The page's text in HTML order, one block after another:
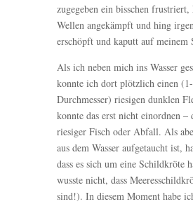
zugegeben ein bisschen frustriert,
Wellen angekämpft und hing
erschöpft und kaputt auf meinem
Als ich neben mich ins Wasser
konnte ich dort plötzlich einen
Durchmesser) riesigen dunklen
konnte das erst nicht einordnen –
riesiger Fisch oder Abfall. Als
aus dem Wasser aufgetaucht ist,
dass es sich um eine Schildkröte
wusste nicht, dass
sind!). In diesem Moment habe